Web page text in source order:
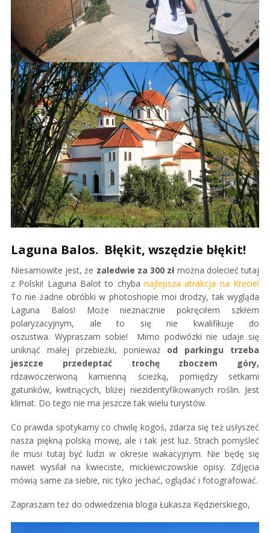
Laguna Balos. Błękit, wszędzie błękit!
Niesamowite jest, że zaledwie za 300 złmożna dolecieć tutaj
z Polski! Laguna Balot to chyba najlepsza atrakcja na Krecie!
To nie żadne obróbki w photoshopie moi drodzy, tak wygląda
Laguna Balos! Może nieznacznie pokręciłem szkłem
polaryzacyjnym, ale to się nie kwalifikuje do
oszustwa. Wypraszam sobie! Mimo podwózki nie udaje się
uniknąć małej przebieżki, ponieważ od parkingu trzeba
jeszcze przedeptać trochę zboczem góry,
rdzawoczerwoną kamienną ścieżką, pomiędzy setkami
gatunków, kwitnących, bliżej niezidentyfikowanych roślin. Jest
klimat. Do tego nie ma jeszcze tak wielu turystów.
Co prawda spotykamy co chwilę kogoś, zdarza się też usłyszeć
nasza piękną polską mowę, ale i tak jest luz. Strach pomyśleć
ile musi tutaj być ludzi w okresie wakacyjnym. Nie będę się
nawet wysilał na kwieciste, mickiewiczowskie opisy. Zdjęcia
mówią same za siebie, nic tyko jechać, oglądać i fotografować.
Zapraszam też do odwiedzenia bloga Łukasza Kędzierskiego,